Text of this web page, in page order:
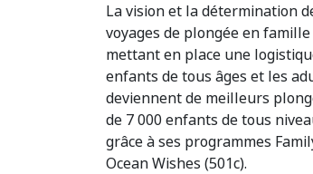
La vision et la détermination
voyages de plongée en
mettant en place une
enfants de tous âges et les
deviennent de meilleurs
de 7 000 enfants de tous
grâce à ses programmes
Ocean Wishes (501c).